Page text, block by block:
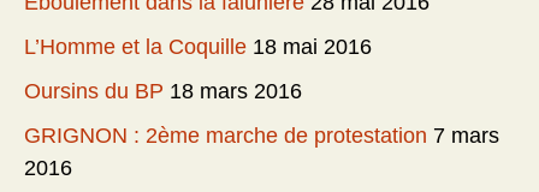
L’Homme et la Coquille 18 mai 2016
Oursins du BP 18 mars 2016
GRIGNON : 2ème marche de protestation 7 mars
2016